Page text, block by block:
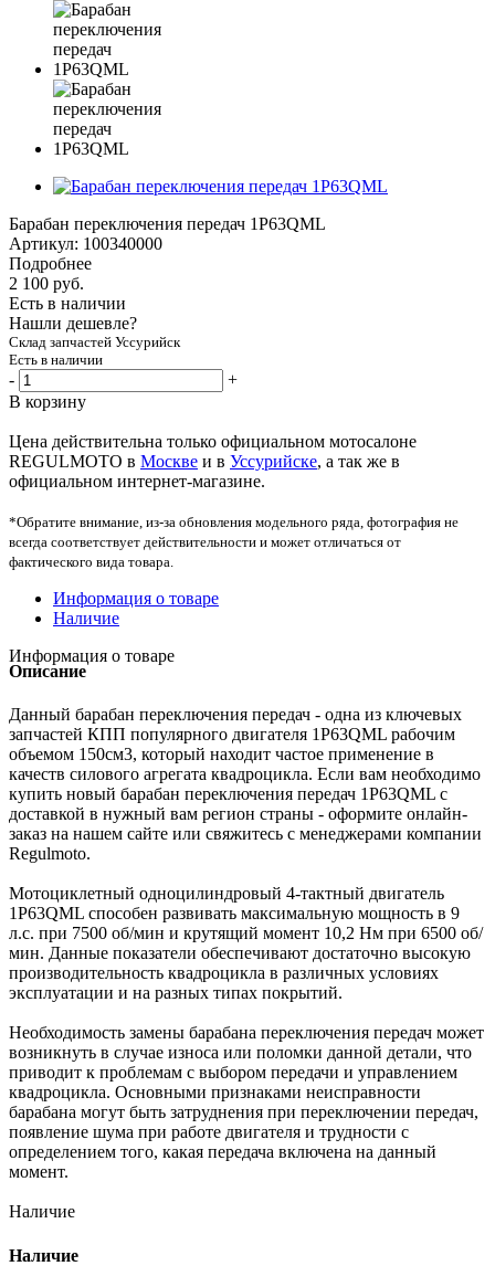
Барабан переключения передач 1P63QML
Артикул: 100340000
Подробнее
2 100 руб.
Есть в наличии
Нашли дешевле?
Склад запчастей Уссурийск
Есть в наличии
-
+
В корзину
Цена действительна только официальном мотосалоне
REGULMOTO в Москве и в Уссурийске, а так же в
официальном интернет-магазине.
*Обратите внимание, из-за обновления модельного ряда, фотография не
всегда соответствует действительности и может отличаться от
фактического вида товара.
Информация о товаре
Наличие
Информация о товаре
Описание
Данный барабан переключения передач - одна из ключевых
запчастей КПП популярного двигателя 1P63QML рабочим
объемом 150см3, который находит частое применение в
качеств силового агрегата квадроцикла. Если вам необходимо
купить новый барабан переключения передач 1P63QML с
доставкой в нужный вам регион страны - оформите онлайн-
заказ на нашем сайте или свяжитесь с менеджерами компании
Regulmoto.
Мотоциклетный одноцилиндровый 4-тактный двигатель
1P63QML способен развивать максимальную мощность в 9
л.с. при 7500 об/мин и крутящий момент 10,2 Нм при 6500 об/
мин. Данные показатели обеспечивают достаточно высокую
производительность квадроцикла в различных условиях
эксплуатации и на разных типах покрытий.
Необходимость замены барабана переключения передач может
возникнуть в случае износа или поломки данной детали, что
приводит к проблемам с выбором передачи и управлением
квадроцикла. Основными признаками неисправности
барабана могут быть затруднения при переключении передач,
появление шума при работе двигателя и трудности с
определением того, какая передача включена на данный
момент.
Наличие
Наличие